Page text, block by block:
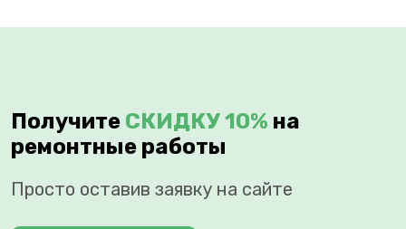
Получите СКИДКУ 10% на
ремонтные работы
Просто оставив заявку на сайте